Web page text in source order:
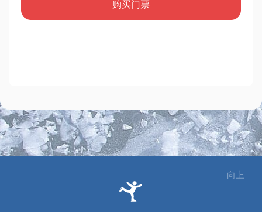
购买门票
向上